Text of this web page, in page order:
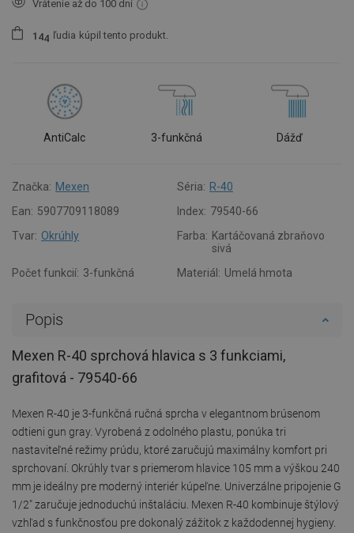
Vrátenie až do 100 dní
1 44 ľudia kúpil tento produkt.
AntiCalc 3-funkčná Dážď
Značka: Mexen Séria: R-40
Ean: 5907709118089 Index: 79540-66
Tvar: Okrúhly Farba: Kartáčovaná zbraňovo
sivá
Počet funkcií: 3-funkčná Materiál: Umelá hmota
Popis
Mexen R-40 sprchová hlavica s 3 funkciami,
grafitová - 79540-66
Mexen R-40 je 3-funkčná ručná sprcha v elegantnom brúsenom
odtieni gun gray. Vyrobená z odolného plastu, ponúka tri
nastaviteľné režimy prúdu, ktoré zaručujú maximálny komfort pri
sprchovaní. Okrúhly tvar s priemerom hlavice 105 mm a výškou 240
mm je ideálny pre moderný interiér kúpeľne. Univerzálne pripojenie G
1/2" zaručuje jednoduchú inštaláciu. Mexen R-40 kombinuje štýlový
vzhľad s funkčnosťou pre dokonalý zážitok z každodennej hygieny.